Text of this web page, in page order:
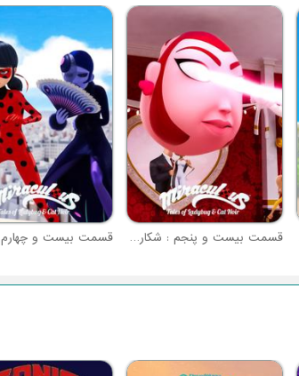
قسمت بیست و پنجم : شکارچی قلب (نبرد معجزه آسا - قسمت ا)